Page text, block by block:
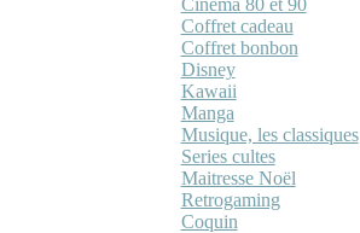
Cinéma 80 et 90
Coffret cadeau
Coffret bonbon
Disney
Kawaii
Manga
Musique, les classiques
Series cultes
Maitresse Noël
Retrogaming
Coquin